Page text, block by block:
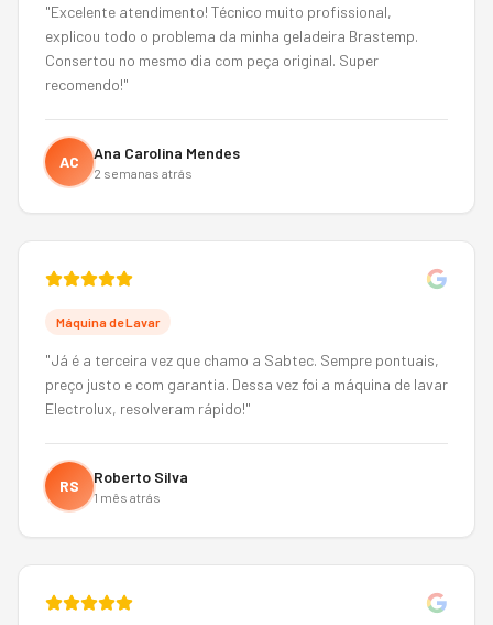
"Excelente atendimento! Técnico muito profissional,
explicou todo o problema da minha geladeira Brastemp.
Consertou no mesmo dia com peça original. Super
recomendo!"
AC Ana Carolina Mendes
2 semanas atrás
Máquina de Lavar
"Já é a terceira vez que chamo a Sabtec. Sempre pontuais,
preço justo e com garantia. Dessa vez foi a máquina de lavar
Electrolux, resolveram rápido!"
RS Roberto Silva
1 mês atrás